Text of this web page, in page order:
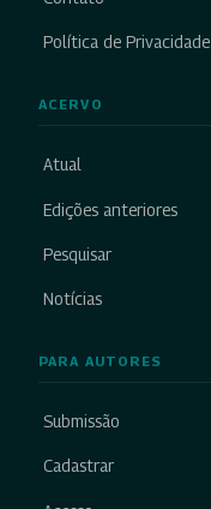
Política de Privacidade
ACERVO
Atual
Edições anteriores
Pesquisar
Notícias
PARA AUTORES
Submissão
Cadastrar